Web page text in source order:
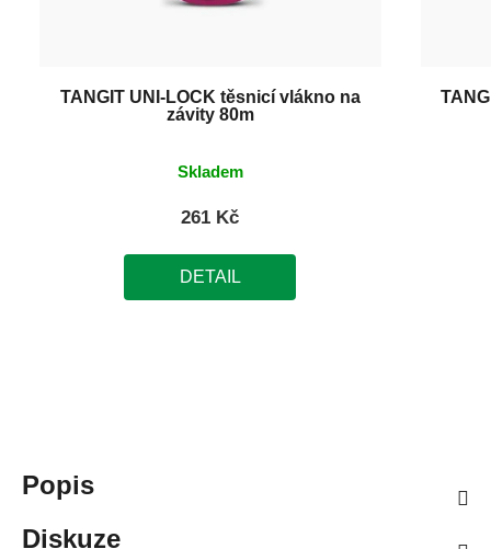
TANGIT UNI-LOCK těsnicí vlákno na
závity 80m
Skladem
261 Kč
DETAIL
Popis
Diskuze